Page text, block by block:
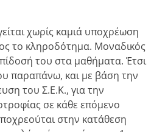
χωρίς καμιά υποχρέωση
το κληροδότημα. Μοναδικός
του στα μαθήματα. Έτσι
παραπάνω, και με βάση την
του Σ.Ε.Κ., για την
σε κάθε επόμενο
στην κατάθεση